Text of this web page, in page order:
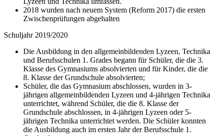
2018 wurden nach neuem System (Reform 2017) die ersten
Zwischenprüfungen abgehalten
Schuljahr 2019/2020
Die Ausbildung in den allgemeinbildenden Lyzeen, Technika
und Berufsschulen 1. Grades begann für Schüler, die die 3.
Klasse des Gymnasiums absolvierten und für Kinder, die die
8. Klasse der Grundschule absolvierten;
Schüler, die das Gymnasium abschlossen, wurden in 3-
jährigen allgemeinbildenden Lyzeen und 4-jährigen Technika
unterrichtet, während Schüler, die die 8. Klasse der
Grundschule abschlossen, in 4-jährigen Lyzeen oder 5-
jährigen Technika unterrichtet werden. Die Schüler konnten
die Ausbildung auch im ersten Jahr der Berufsschule 1.